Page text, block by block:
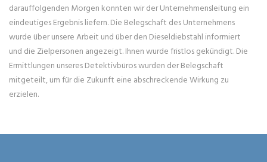
darauffolgenden Morgen konnten wir der Unternehmensleitung ein
eindeutiges Ergebnis liefern. Die Belegschaft des Unternehmens
wurde über unsere Arbeit und über den Dieseldiebstahl informiert
und die Zielpersonen angezeigt. Ihnen wurde fristlos gekündigt. Die
Ermittlungen unseres Detektivbüros wurden der Belegschaft
mitgeteilt, um für die Zukunft eine abschreckende Wirkung zu
erzielen.